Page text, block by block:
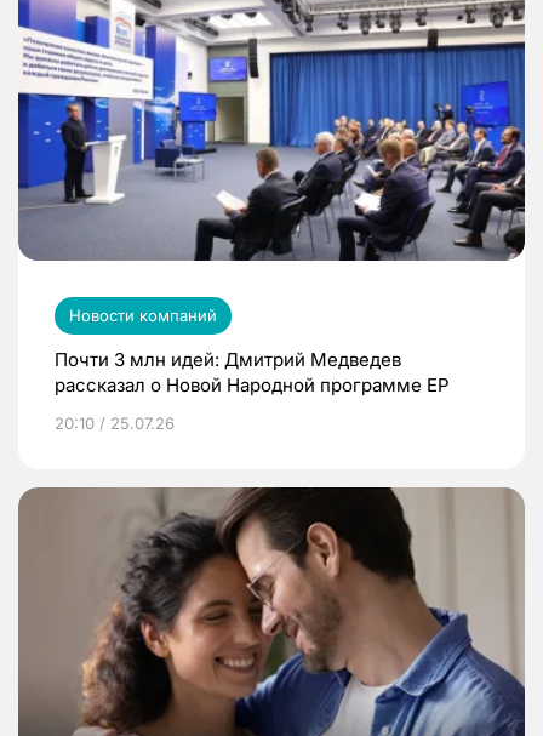
Новости компаний
Почти 3 млн идей: Дмитрий Медведев
рассказал о Новой Народной программе ЕР
20:10 / 25.07.26